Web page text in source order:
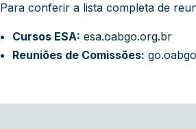
Para conferir a lista completa de
Cursos ESA: esa.oabgo.org.br
Reuniões de Comissões: